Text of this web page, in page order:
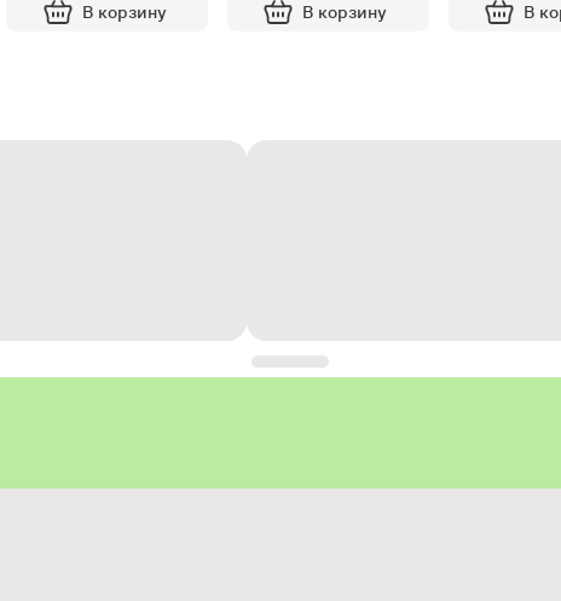
В корзину В корзину В